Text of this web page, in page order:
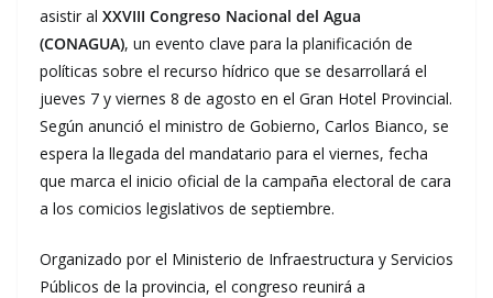
asistir al XXVIII Congreso Nacional del Agua
(CONAGUA), un evento clave para la planificación de
políticas sobre el recurso hídrico que se desarrollará el
jueves 7 y viernes 8 de agosto en el Gran Hotel Provincial.
Según anunció el ministro de Gobierno, Carlos Bianco, se
espera la llegada del mandatario para el viernes, fecha
que marca el inicio oficial de la campaña electoral de cara
a los comicios legislativos de septiembre.
Organizado por el Ministerio de Infraestructura y Servicios
Públicos de la provincia, el congreso reunirá a